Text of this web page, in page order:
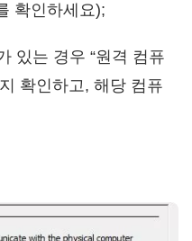
확인하세요);
있는 경우 “원격 컴퓨
확인하고, 해당 컴퓨